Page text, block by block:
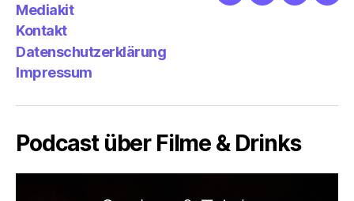
Mediakit
Kontakt
Datenschutzerklärung
Impressum
Podcast über Filme & Drinks